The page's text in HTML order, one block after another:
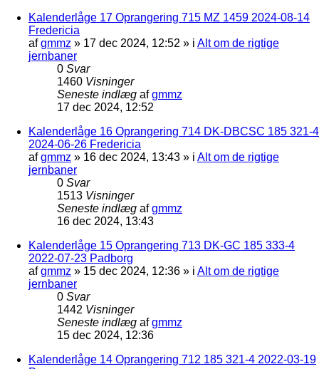
Kalenderlåge 17 Oprangering 715 MZ 1459 2024-08-14
Fredericia
afgmmz » 17 dec 2024, 12:52 » i Alt om de rigtige
jernbaner
0 Svar
1460 Visninger
Seneste indlæg afgmmz
17 dec 2024, 12:52
Kalenderlåge 16 Oprangering 714 DK-DBCSC 185 321-4
2024-06-26 Fredericia
afgmmz » 16 dec 2024, 13:43 » i Alt om de rigtige
jernbaner
0 Svar
1513 Visninger
Seneste indlæg afgmmz
16 dec 2024, 13:43
Kalenderlåge 15 Oprangering 713 DK-GC 185 333-4
2022-07-23 Padborg
afgmmz » 15 dec 2024, 12:36 » i Alt om de rigtige
jernbaner
0 Svar
1442 Visninger
Seneste indlæg afgmmz
15 dec 2024, 12:36
Kalenderlåge 14 Oprangering 712 185 321-4 2022-03-19